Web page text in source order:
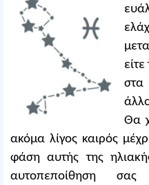
στα
Θα
ακόμα λίγος καιρός
φάση αυτής της
αυτοπεποίθηση